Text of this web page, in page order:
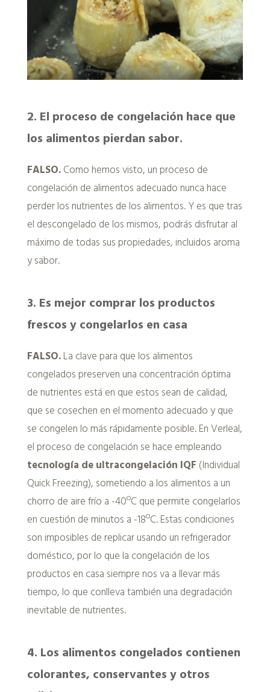
2. El proceso de congelación hace que
los alimentos pierdan sabor.
FALSO.Como hemos visto, un proceso de
congelación de alimentos adecuado nunca hace
perder los nutrientes de los alimentos. Y es que tras
el descongelado de los mismos, podrás disfrutar al
máximo de todas sus propiedades, incluidos aroma
y sabor.
3. Es mejor comprar los productos
frescos y congelarlos en casa
FALSO.La clave para que los alimentos
congelados preserven una concentración óptima
de nutrientes está en que estos sean de calidad,
que se cosechen en el momento adecuado y que
se congelen lo más rápidamente posible. En Verleal,
el proceso de congelación se hace empleando
tecnología de ultracongelación IQF (Individual
Quick Freezing), sometiendo a los alimentos a un
chorro de aire frío a -40ºC que permite congelarlos
en cuestión de minutos a -18ºC. Estas condiciones
son imposibles de replicar usando un refrigerador
doméstico, por lo que la congelación de los
productos en casa siempre nos va a llevar más
tiempo, lo que conlleva también una degradación
inevitable de nutrientes.
4. Los alimentos congelados contienen
colorantes, conservantes y otros